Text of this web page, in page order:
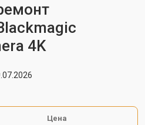
4K
Цена